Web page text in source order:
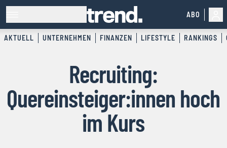
ABO
AKTUELL UNTERNEHMEN FINANZEN LIFESTYLE RANKINGS
Recruiting:
Quereinsteiger:innen hoch
im Kurs